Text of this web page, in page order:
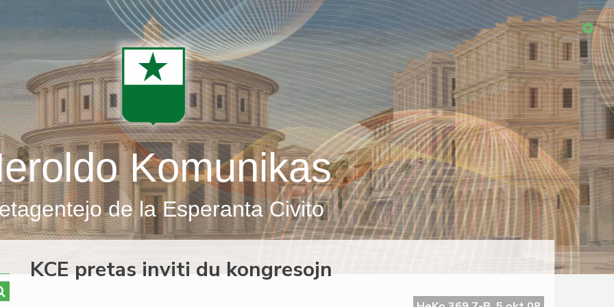
Komunikas
de la Esperanta Civito
KCE pretas inviti du kongresojn